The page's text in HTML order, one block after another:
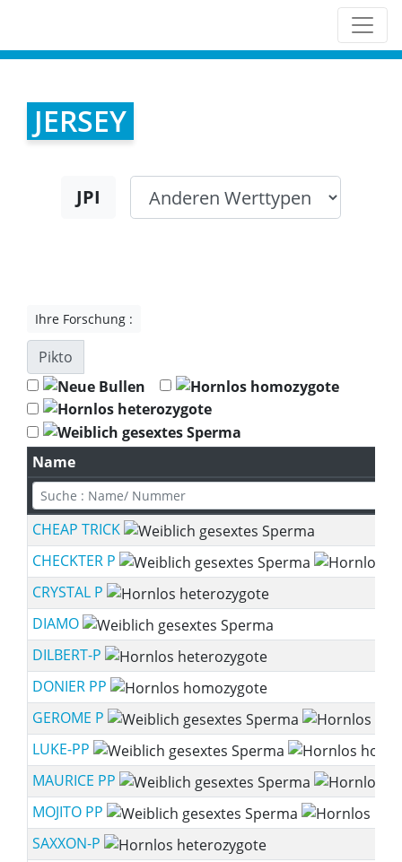
JERSEY
JPI
Ihre Forschung :
Pikto
Name
CHEAP TRICK
CHECKTER P
CRYSTAL P
DIAMO
DILBERT-P
DONIER PP
GEROME P
LUKE-PP
MAURICE PP
MOJITO PP
SAXXON-P